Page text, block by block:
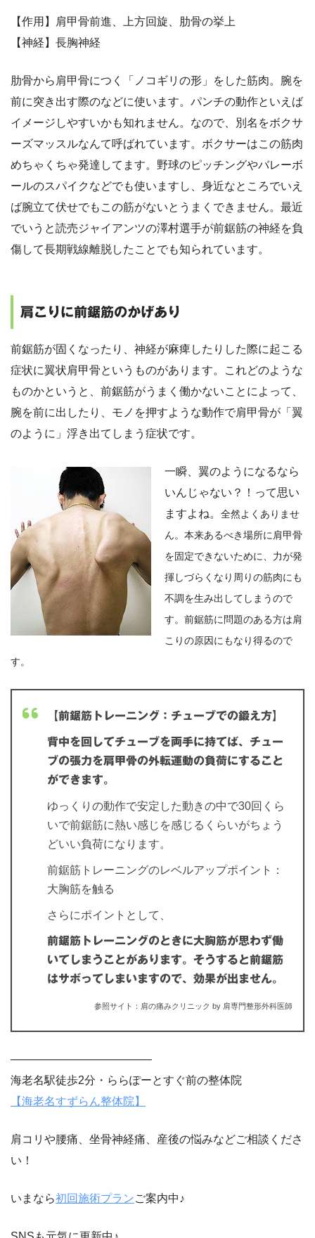
【作用】肩甲骨前進、上方回旋、肋骨の挙上
【神経】長胸神経
肋骨から肩甲骨につく「ノコギリの形」をした筋肉。腕を
前に突き出す際のなどに使います。パンチの動作といえば
イメージしやすいかも知れません。なので、別名をボクサ
ーズマッスルなんて呼ばれています。ボクサーはこの筋肉
めちゃくちゃ発達してます。野球のピッチングやバレーボ
ールのスパイクなどでも使いますし、身近なところでいえ
ば腕立て伏せでもこの筋がないとうまくできません。最近
でいうと読売ジャイアンツの澤村選手が前鋸筋の神経を負
傷して長期戦線離脱したことでも知られています。
肩こりに前鋸筋のかげあり
前鋸筋が固くなったり、神経が麻痺したりした際に起こる
症状に翼状肩甲骨というものがあります。これどのような
ものかというと、前鋸筋がうまく働かないことによって、
腕を前に出したり、モノを押すような動作で肩甲骨が「翼
のように」浮き出てしまう症状です。
一瞬、翼のようになるなら
いんじゃない？！って思い
ますよね。全然よくありませ
ん。本来あるべき場所に肩甲骨
を固定できないために、力が発
揮しづらくなり周りの筋肉にも
不調を生み出してしまうので
す。前鋸筋に問題のある方は肩
こりの原因にもなり得るので
す。
【前鋸筋トレーニング：チューブでの鍛え方】
背中を回してチューブを両手に持てば、チュー
ブの張力を肩甲骨の外転運動の負荷にすること
ができます。
ゆっくりの動作で安定した動きの中で30回くら
いで前鋸筋に熱い感じを感じるくらいがちょう
どいい負荷になります。
前鋸筋トレーニングのレベルアップポイント：
大胸筋を触る
さらにポイントとして、
前鋸筋トレーニングのときに大胸筋が思わず働
いてしまうことがあります。そうすると前鋸筋
はサボってしまいますので、効果が出ません。
参照サイト：肩の痛みクリニック by 肩専門整形外科医師
————————————–
海老名駅徒歩2分・ららぽーとすぐ前の整体院
【海老名すずらん整体院】
肩コリや腰痛、坐骨神経痛、産後の悩みなどご相談くださ
い！
いまなら初回施術プランご案内中♪